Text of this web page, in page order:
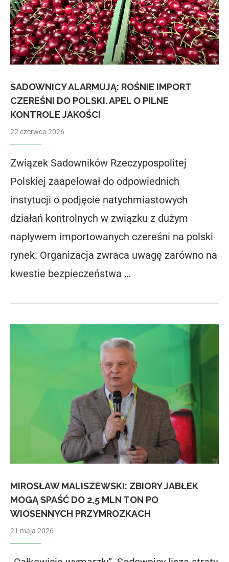
SADOWNICY ALARMUJĄ: ROŚNIE IMPORT
CZEREŚNI DO POLSKI. APEL O PILNE
KONTROLE JAKOŚCI
22 czerwca 2026
Związek Sadowników Rzeczypospolitej
Polskiej zaapelował do odpowiednich
instytucji o podjęcie natychmiastowych
działań kontrolnych w związku z dużym
napływem importowanych czereśni na polski
rynek. Organizacja zwraca uwagę zarówno na
kwestie bezpieczeństwa …
MIROSŁAW MALISZEWSKI: ZBIORY JABŁEK
MOGĄ SPAŚĆ DO 2,5 MLN TON PO
WIOSENNYCH PRZYMROZKACH
21 maja 2026